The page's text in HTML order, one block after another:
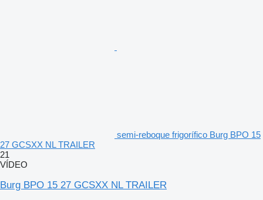
semi-reboque frigorífico Burg BPO 15
27 GCSXX NL TRAILER
21
VÍDEO
Burg BPO 15 27 GCSXX NL TRAILER